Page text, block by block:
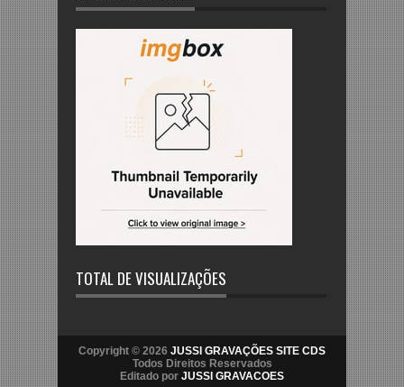
TOTAL DE VISUALIZAÇÕES
Copyright © 2026 JUSSI GRAVAÇÕES SITE CDS
Todos Direitos Reservados
Editado por JUSSI GRAVACOES